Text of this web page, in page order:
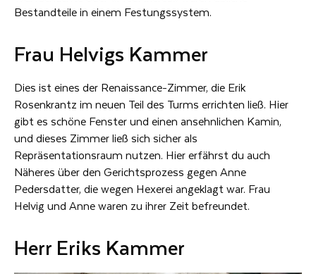
Bestandteile in einem Festungssystem.
Frau Helvigs Kammer
Dies ist eines der Renaissance-Zimmer, die Erik
Rosenkrantz im neuen Teil des Turms errichten ließ. Hier
gibt es schöne Fenster und einen ansehnlichen Kamin,
und dieses Zimmer ließ sich sicher als
Repräsentationsraum nutzen. Hier erfährst du auch
Näheres über den Gerichtsprozess gegen Anne
Pedersdatter, die wegen Hexerei angeklagt war. Frau
Helvig und Anne waren zu ihrer Zeit befreundet.
Herr Eriks Kammer